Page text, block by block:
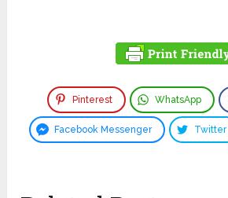
Pinterest WhatsApp
Facebook Messenger Twitter